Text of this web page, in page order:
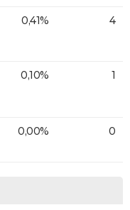
0,41% 4
0,10% 1
0,00% 0